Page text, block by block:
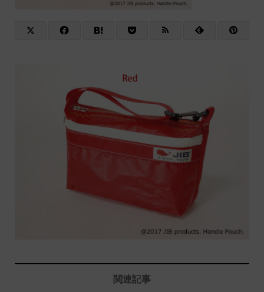
関連記事